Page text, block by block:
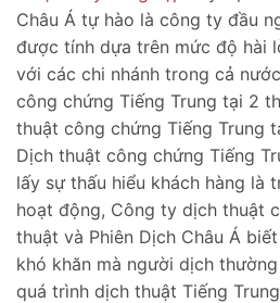
Châu Á tự hào là công ty đầu
được tính dựa trên mức độ hài
với các chi nhánh trong cả
công chứng Tiếng Trung tại 2
thuật công chứng Tiếng Trung
Dịch thuật công chứng Tiếng
lấy sự thấu hiểu khách hàng là
hoạt động, Công ty dịch thuật
thuật và Phiên Dịch Châu Á
khó khăn mà người dịch
quá trình dịch thuật Tiếng